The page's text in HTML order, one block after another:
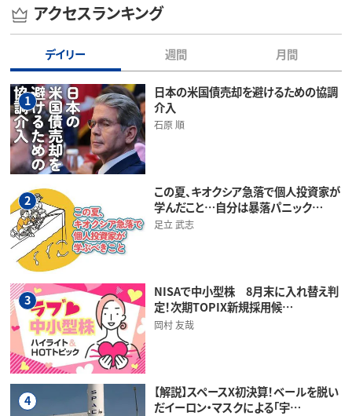
アクセスランキング
デイリー 週間 月間
1
日本の米国債売却を避けるための協調
介入
石原 順
2
この夏、キオクシア急落で個人投資家が
学んだこと…自分は暴落パニック…
足立 武志
3
NISAで中小型株 8月末に入れ替え判
定！次期TOPIX新規採用候…
岡村 友哉
4
【解説】スペースX初決算！ベールを脱い
だイーロン・マスクによる「宇…